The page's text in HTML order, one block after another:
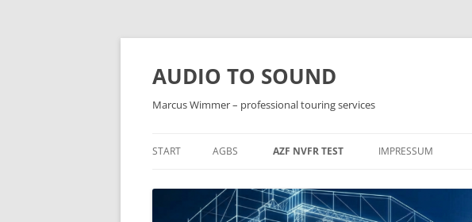
Zum
AUDIO TO SOUND
Marcus Wimmer – professional touring services
START AGBS AZF NVFR TEST IMPRESSUM